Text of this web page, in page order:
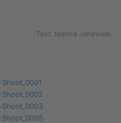
Text: Marina Jenewein